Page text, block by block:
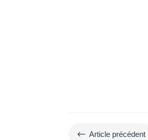
# Article précédent